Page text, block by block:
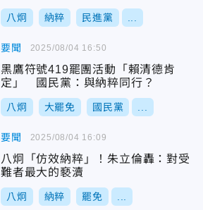
八炯 納粹 民進黨
要聞
黑鷹符號419罷團活動「賴清德肯
定」 國民黨：與納粹同行？
八炯 大罷免 國民黨
2025/08/04 16:50
要聞
八炯「仿效納粹」！朱立倫轟：對受
難者最大的褻瀆
八炯 納粹 罷免
2025/08/04 16:09